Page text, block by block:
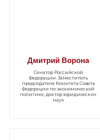
Дмитрий Ворона
Сенатор Российской
Федерации. Заместитель
председателя Комитета Совета
Федерации по экономической
политике, доктор юридических
наук